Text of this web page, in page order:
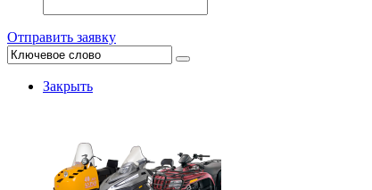
Отправить заявку
Закрыть